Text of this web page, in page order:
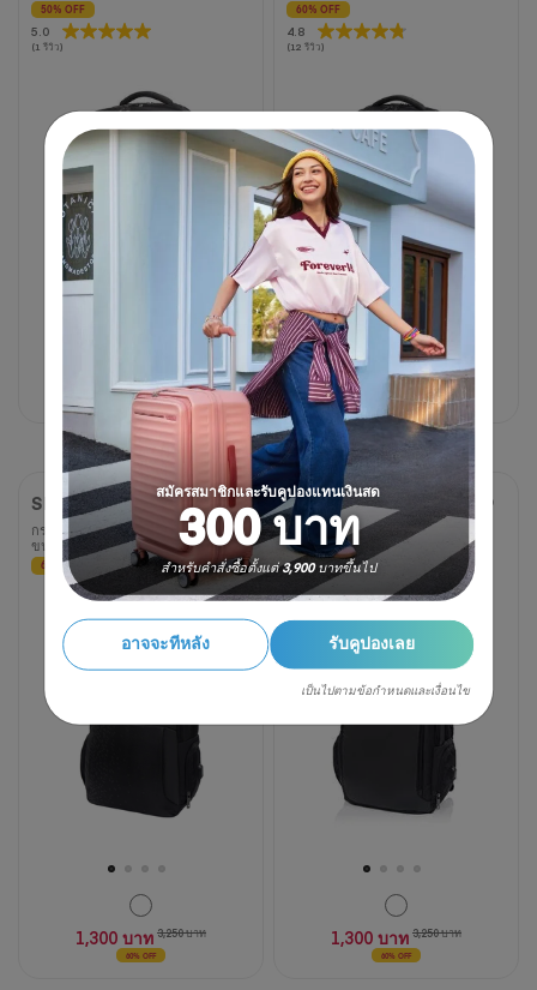
สมัครสมาชิกและรับคูปองแทนเงินสด
300 บาท
สำหรับคำสั่งซื้อตั้งแต่ 3,900 บาทขึ้นไป
อาจจะทีหลัง รับคูปองเลย
เป็นไปตามข้อกำหนดและเงื่อนไข
50% OFF
5.0
(1 รีวิว)
5.0
จาก
วิจารณ์
1,625 บาท 3,250 บาท
50% OFF
60% OFF
4.8
(12 รีวิว)
4.8
จาก
12
บท
วิจารณ์
1,300 บาท 3,250 บาท
60% OFF
SEGNO
กระเป๋าเป้ใส่ LAPTOP
ขนาด 17 นิ้ว 2 AS
60% OFF
1,300 บาท 3,250 บาท
60% OFF
SEGNO
กระเป๋าเป้ใส่ LAPTOP
ขนาด 17 นิ้ว 3 AS
60% OFF
(1 รีวิว)
2.0
วิจารณ์
1,300 บาท 3,250 บาท
60% OFF